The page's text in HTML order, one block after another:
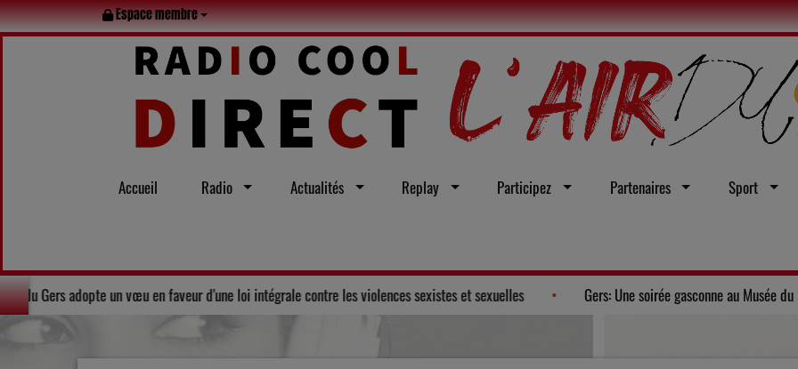
Espace membre
Accueil Radio Actualités Replay Participez Partenaires Sport
Solidarité : Le Conseil départemental du Gers adopte un vœu en faveur d'une loi intégrale contre les violences sexistes et sexuelles